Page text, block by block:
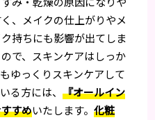
く、メイクの仕上がりやメ
持ちにも影響が出てしま
ので、スキンケアはしっか
ゆっくりスキンケアして
る方には、『オールイン
すめいたします。化粧